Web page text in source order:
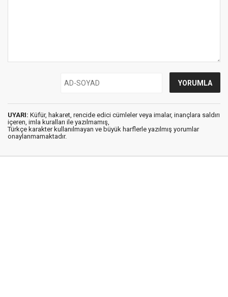
UYARI: Küfür, hakaret, rencide edici cümleler veya imalar, inançlara saldırı
içeren, imla kuralları ile yazılmamış,
Türkçe karakter kullanılmayan ve büyük harflerle yazılmış yorumlar
onaylanmamaktadır.